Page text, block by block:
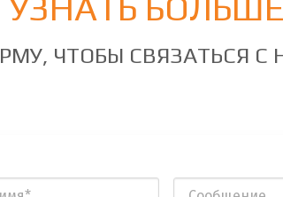
ЧТОБЫ СВЯЗАТЬСЯ С